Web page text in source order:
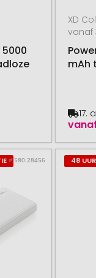
XD
vanaf
mAh
17.
# 580.28456 48